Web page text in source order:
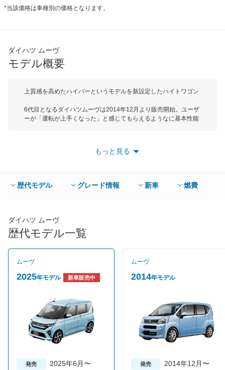
*当該価格は車種別の価格となります。
ダイハツ ムーヴ
モデル概要
上質感を高めたハイパーというモデルを新設定したハイトワゴン
6代目となるダイハツムーヴは2014年12月より販売開始。ユーザ
ーが「運転が上手くなった」と感じてもらえるようなに基本性能
採用。高価なハイテン鋼材するなどボディで約20kgの軽量化と従
り心地を実現している。さらにDアシストと呼ばれる軽自動車初
のパワーモード切替ステアリングスイッチを採用。スイッチによ
や登坂時のストレスを軽減している。エンジンは660cc直３
DOHCと直3DOHCターボの２種類で、ミッションは全車駆動方
式にかかわらずCVTが組み合わされている。全グレードで駆動方
たカスタムの２つのモデルラインナップを用意。カスタムの中に
は新たにハイパーという上質感を演出したモデルが追加されてい
る。グレードはスタンダードが6グレード、カスタムが8グレード
ムーブ史上最多の全21色を用意している。また衝突回避支援シス
テム「スマートアシスト」には軽自動車初の新機能、後方誤発進
抑制制御機能を追加しさらに安全性を向上させている。売れ筋グ
レードはスタンダード系はXのSA、カスタム軽はXハイパーSA
だ。
もっと見る
歴代モデル グレード情報 新車 燃費
ダイハツ ムーヴ
歴代モデル一覧
ムーヴ
2025年モデル 新車販売中
発売 2025年6月〜
ムーヴ
2014年モデル
発売 2014年12月〜